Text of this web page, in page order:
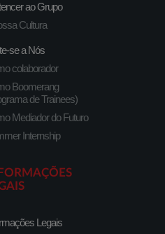
ao Grupo
Cultura
se a Nós
colaborador
Boomerang
de Trainees)
Mediador do Futuro
Internship
Legais